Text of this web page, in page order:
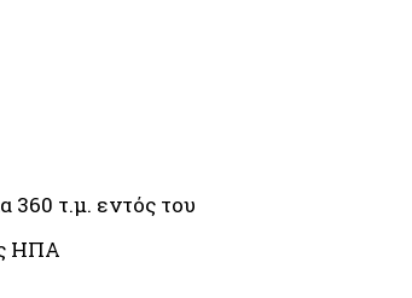
360 τ.μ. εντός του
ΗΠΑ